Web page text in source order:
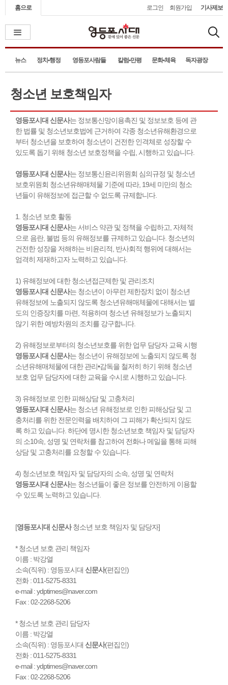
홈으로 로그인 회원가입 기사제보
뉴스 정치•행정 영등포사람들 칼럼•만평 문화•체육 독자광장
청소년 보호책임자
영등포시대 신문사는 정보통신망이용촉진 및 정보보호 등에 관
한 법률 및 청소년보호법에 근거하여 각종 청소년유해환경으로
부터 청소년을 보호하여 청소년이 건전한 인격체로 성장할 수
있도록 돕기 위해 청소년 보호정책을 수립, 시행하고 있습니다.
영등포시대 신문사는 정보통신윤리위원회 심의규정 및 청소년
보호위원회 청소년유해매체물 기준에 따라, 19세 미만의 청소
년들이 유해정보에 접근할 수 없도록 규제합니다.
1. 청소년 보호 활동
영등포시대 신문사는 서비스 약관 및 정책을 수립하고, 자체적
으로 음란, 불법 등의 유해정보를 규제하고 있습니다. 청소년의
건전한 성장을 저해하는 비윤리적, 반사회적 행위에 대해서는
엄격히 제재하고자 노력하고 있습니다.
1) 유해정보에 대한 청소년접근제한 및 관리조치
영등포시대 신문사는 청소년이 아무런 제한장치 없이 청소년
유해정보에 노출되지 않도록 청소년유해매체물에 대해서는 별
도의 인증장치를 마련, 적용하며 청소년 유해정보가 노출되지
않기 위한 예방차원의 조치를 강구합니다.
2) 유해정보로부터의 청소년보호를 위한 업무 담당자 교육 시행
영등포시대 신문사는 청소년이 유해정보에 노출되지 않도록 청
소년유해매체물에 대한 관리•감독을 철저히 하기 위해 청소년
보호 업무 담당자에 대한 교육을 수시로 시행하고 있습니다.
3) 유해정보로 인한 피해상담 및 고충처리
영등포시대 신문사는 청소년 유해정보로 인한 피해상담 및 고
충처리를 위한 전문인력을 배치하여 그 피해가 확산되지 않도
록 하고 있습니다. 하단에 명시한 청소년보호 책임자 및 담당자
의 소10속, 성명 및 연락처를 참고하여 전화나 메일을 통해 피해
상담 및 고충처리를 요청할 수 있습니다.
4) 청소년보호 책임자 및 담당자의 소속, 성명 및 연락처
영등포시대 신문사는 청소년들이 좋은 정보를 안전하게 이용할
수 있도록 노력하고 있습니다.
[영등포시대 신문사청소년 보호 책임자 및 담당자]
* 청소년 보호 관리 책임자
이름 : 박강열
소속(직위) : 영등포시대 신문사(편집인)
전화 : 011-5275-8331
e-mail : ydptimes@naver.com
Fax : 02-2268-5206
* 청소년 보호 관리 담당자
이름 : 박강열
소속(직위) : 영등포시대 신문사(편집인)
전화 : 011-5275-8331
e-mail : ydptimes@naver.com
Fax : 02-2268-5206